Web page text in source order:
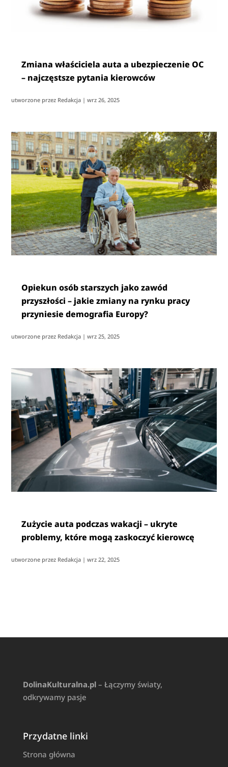
Zmiana właściciela auta a ubezpieczenie OC
– najczęstsze pytania kierowców
utworzone przez Redakcja |wrz 26, 2025
Opiekun osób starszych jako zawód
przyszłości – jakie zmiany na rynku pracy
przyniesie demografia Europy?
utworzone przez Redakcja |wrz 25, 2025
Zużycie auta podczas wakacji – ukryte
problemy, które mogą zaskoczyć kierowcę
utworzone przez Redakcja |wrz 22, 2025
DolinaKulturalna.pl– Łączymy światy,
odkrywamy pasje
Przydatne linki
Strona główna